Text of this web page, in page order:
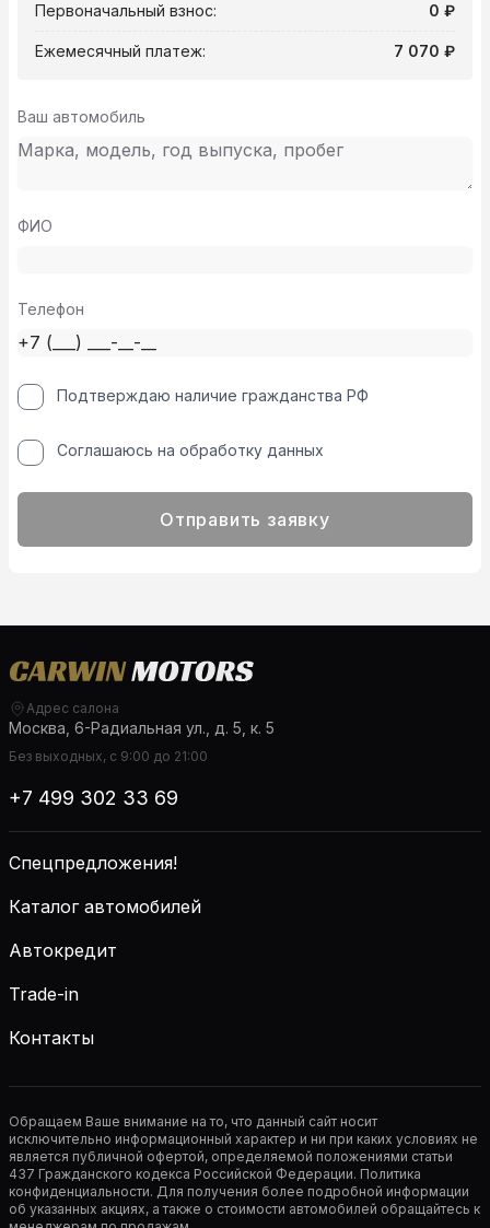
Первоначальный взнос: 0 ₽
Ежемесячный платеж: 7 070 ₽
Ваш автомобиль
ФИО
Телефон
Подтверждаю наличие гражданства РФ
Соглашаюсь на обработку данных
Отправить заявку
Адрес салона
Москва, 6-Радиальная ул., д. 5, к. 5
Без выходных, с 9:00 до 21:00
+7 499 302 33 69
Спецпредложения!
Каталог автомобилей
Автокредит
Trade-in
Контакты
Обращаем Ваше внимание на то, что данный сайт носит
исключительно информационный характер и ни при каких условиях не
является публичной офертой, определяемой положениями статьи
437 Гражданского кодекса Российской Федерации. Политика
конфиденциальности. Для получения более подробной информации
об указанных акциях, а также о стоимости автомобилей обращайтесь к